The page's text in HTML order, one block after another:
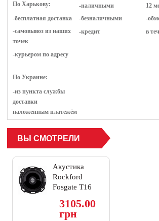
По Харькову:
-бесплатная доставка
-самовывоз из наших
точек
-курьером по адресу
По Украине:
-из пункта службы
доставки
наложенным платежём
-наличными
-безналичными
-кредит
12
-
в
ВЫ СМОТРЕЛИ
Акустика
Rockford
Fosgate T16
3105.00
грн